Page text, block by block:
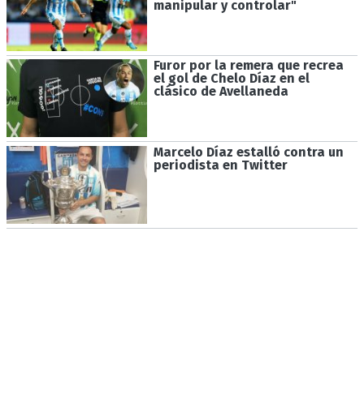
manipular y controlar"
Furor por la remera que recrea
el gol de Chelo Díaz en el
clásico de Avellaneda
Marcelo Díaz estalló contra un
periodista en Twitter